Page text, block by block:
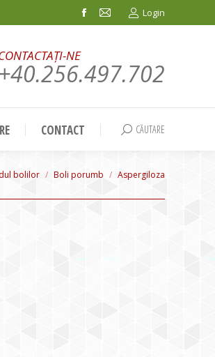
Facebook
in
window
Mail
in
window
Login
NE
+40.256.497.702
CONTACT Search:
CĂUTARE
bolilor Boli porumb Aspergiloza